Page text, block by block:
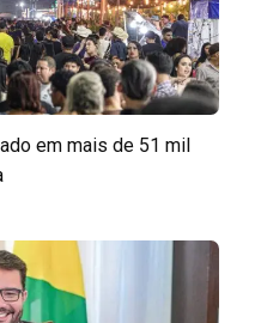
em mais de 51 mil